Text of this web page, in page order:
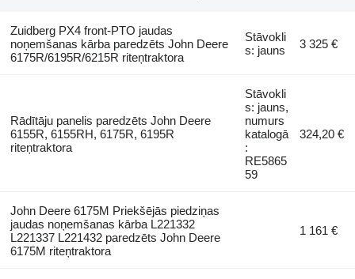
Zuidberg PX4 front-PTO jaudas
noņemšanas kārba paredzēts John Deere
6175R/6195R/6215R riteņtraktora
Stāvokli
s: jauns
3 325 €
Rādītāju panelis paredzēts John Deere
6155R, 6155RH, 6175R, 6195R
riteņtraktora
Stāvokli
s: jauns,
numurs
katalogā
:
RE5865
59
324,20 €
John Deere 6175M Priekšējās piedziņas
jaudas noņemšanas kārba L221332
L221337 L221432 paredzēts John Deere
6175M riteņtraktora
1 161 €